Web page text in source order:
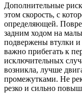
Дополнительные
этом скорость, с
определяющей.
задним ходом на
подвержены втулки и
важно прибегать к
исключительных
возникла, лучше
промежутками. Не
резко и сильно